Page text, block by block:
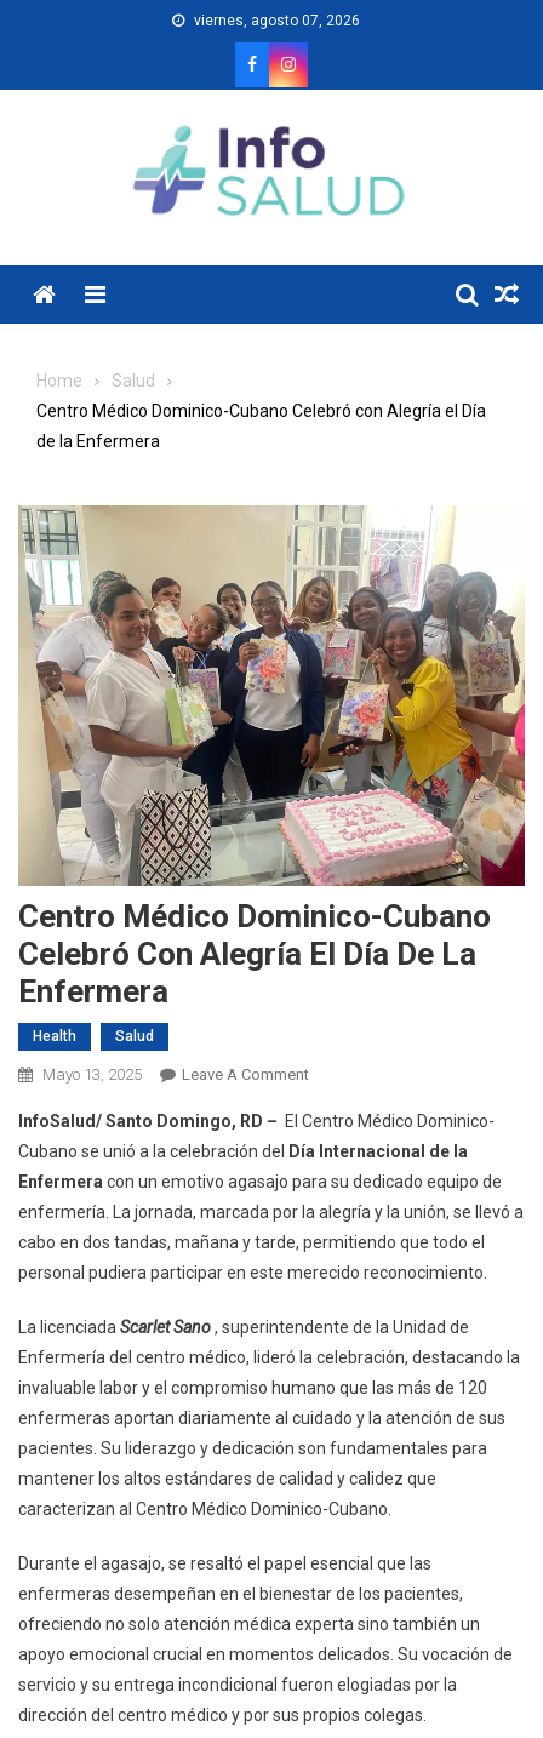
viernes, agosto 07, 2026
Menu
Home
Salud
Centro Médico Dominico-Cubano Celebró con Alegría el Día
de la Enfermera
Centro Médico Dominico-Cubano
Celebró Con Alegría El Día De La
Enfermera
Health Salud
Mayo 13, 2025 Leave A CommentOn
Médico
Dominico-
Cubano
Celebró
Con
Alegría
Día
De
Enfermera
InfoSalud/ Santo Domingo, RD – El Centro Médico Dominico-
Cubano se unió a la celebración del Día Internacional de la
Enfermera con un emotivo agasajo para su dedicado equipo de
enfermería. La jornada, marcada por la alegría y la unión, se llevó a
cabo en dos tandas, mañana y tarde, permitiendo que todo el
personal pudiera participar en este merecido reconocimiento.
La licenciada Scarlet Sano, superintendente de la Unidad de
Enfermería del centro médico, lideró la celebración, destacando la
invaluable labor y el compromiso humano que las más de 120
enfermeras aportan diariamente al cuidado y la atención de sus
pacientes. Su liderazgo y dedicación son fundamentales para
mantener los altos estándares de calidad y calidez que
caracterizan al Centro Médico Dominico-Cubano.
Durante el agasajo, se resaltó el papel esencial que las
enfermeras desempeñan en el bienestar de los pacientes,
ofreciendo no solo atención médica experta sino también un
apoyo emocional crucial en momentos delicados. Su vocación de
servicio y su entrega incondicional fueron elogiadas por la
dirección del centro médico y por sus propios colegas.